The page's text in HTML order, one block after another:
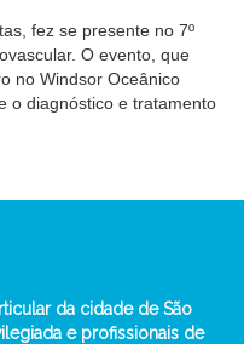
fez se presente no 7º
O evento, que
no Windsor Oceânico
o diagnóstico e tratamento
da cidade de São
e profissionais de